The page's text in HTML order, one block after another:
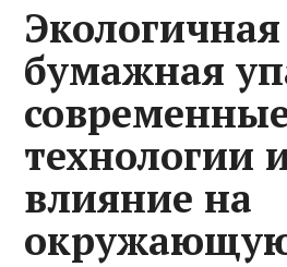
Экологичная
бумажная
технологии
влияние на